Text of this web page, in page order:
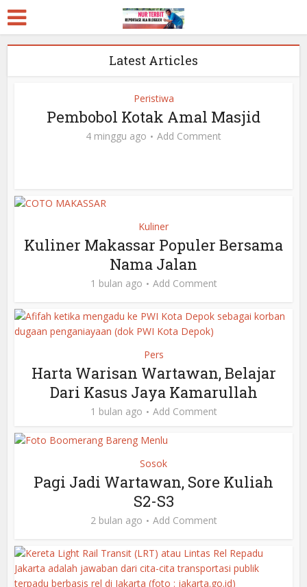
Latest Articles
Peristiwa
Pembobol Kotak Amal Masjid
4 minggu ago Add Comment
Kuliner
Kuliner Makassar Populer Bersama
Nama Jalan
1 bulan ago Add Comment
Pers
Harta Warisan Wartawan, Belajar
Dari Kasus Jaya Kamarullah
1 bulan ago Add Comment
Sosok
Pagi Jadi Wartawan, Sore Kuliah
S2-S3
2 bulan ago Add Comment